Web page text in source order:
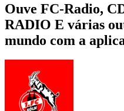
Ouve FC-Radio,
RADIO E várias
mundo com a